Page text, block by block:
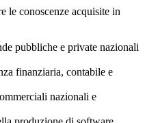
le conoscenze acquisite in
pubbliche e private nazionali
finanziaria, contabile e
nazionali e